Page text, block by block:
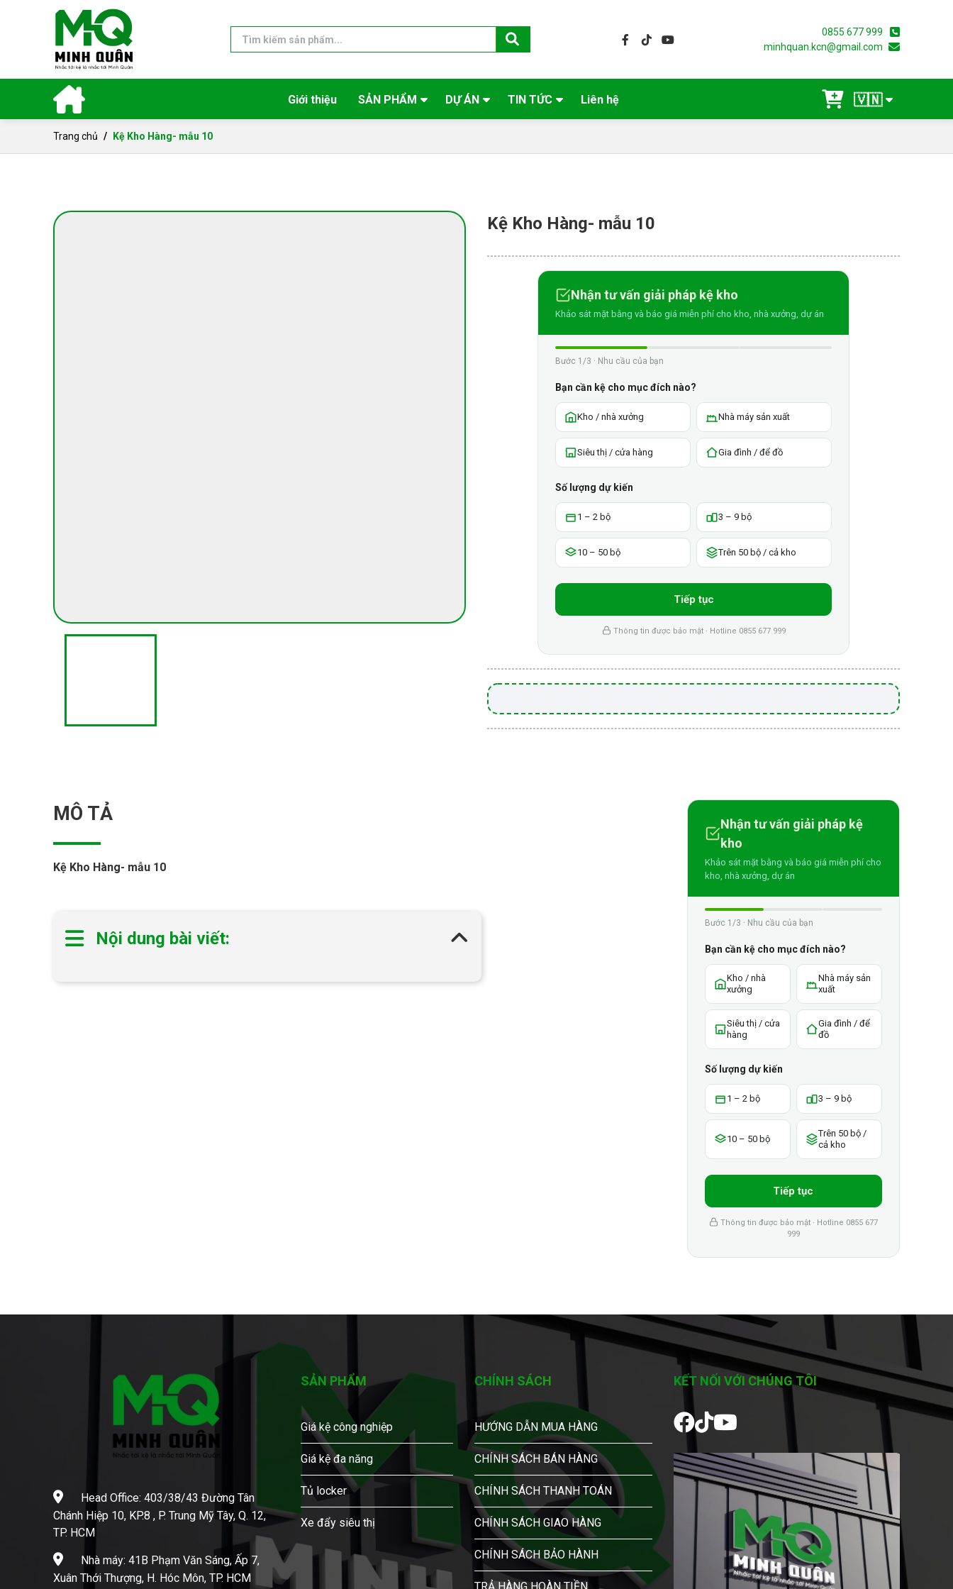
0855 677 999
minhquan.kcn@gmail.com
Giới thiệu SẢN PHẨM DỰ ÁN TIN TỨC Liên hệ 🇻🇳
Trang chủ Kệ Kho Hàng- mẫu 10
Kệ Kho Hàng- mẫu 10
Nhận tư vấn giải pháp kệ kho
Khảo sát mặt bằng và báo giá miễn phí cho kho, nhà xưởng, dự án
Bước 1/3 · Nhu cầu của bạn
Bạn cần kệ cho mục đích nào?
Kho / nhà xưởng Nhà máy sản xuất
Siêu thị / cửa hàng Gia đình / để đồ
Số lượng dự kiến
1 – 2 bộ 3 – 9 bộ
10 – 50 bộ Trên 50 bộ / cả kho
Tiếp tục
Thông tin được bảo mật · Hotline 0855 677 999
MÔ TẢ
Kệ Kho Hàng- mẫu 10
Nội dung bài viết:
Nhận tư vấn giải pháp kệ
kho
Khảo sát mặt bằng và báo giá miễn phí cho
kho, nhà xưởng, dự án
Bước 1/3 · Nhu cầu của bạn
Bạn cần kệ cho mục đích nào?
Kho / nhà
xưởng
Nhà máy sản
xuất
Siêu thị / cửa
hàng
Gia đình / để
đồ
Số lượng dự kiến
1 – 2 bộ 3 – 9 bộ
10 – 50 bộ
Trên 50 bộ /
cả kho
Tiếp tục
Thông tin được bảo mật · Hotline 0855 677
999
Head Office: 403/38/43 Đường Tân
Chánh Hiệp 10, KP.8 , P. Trung Mỹ Tây, Q. 12,
TP. HCM
Nhà máy: 41B Phạm Văn Sáng, Ấp 7,
Xuân Thới Thượng, H. Hóc Môn, TP. HCM
SẢN PHẨM
Giá kệ công nghiệp
Giá kệ đa năng
Tủ locker
Xe đẩy siêu thị
CHÍNH SÁCH
HƯỚNG DẪN MUA HÀNG
CHÍNH SÁCH BÁN HÀNG
CHÍNH SÁCH THANH TOÁN
CHÍNH SÁCH GIAO HÀNG
CHÍNH SÁCH BẢO HÀNH
KẾT NỐI VỚI CHÚNG TÔI